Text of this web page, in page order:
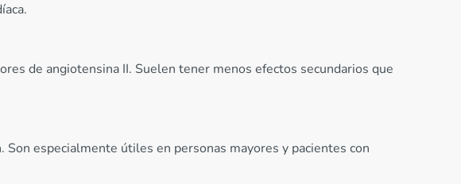
de angiotensina II. Suelen tener menos efectos secundarios que
especialmente útiles en personas mayores y pacientes con